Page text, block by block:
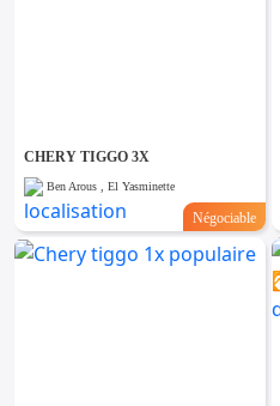
CHERY TIGGO 3X
Ben Arous , El Yasminette
Négociable